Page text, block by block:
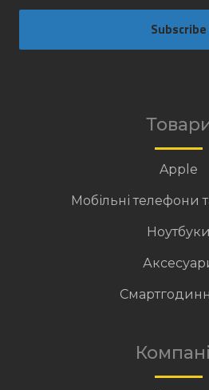
Subscribe
Apple
Мобільні телефони
Ноутбуки